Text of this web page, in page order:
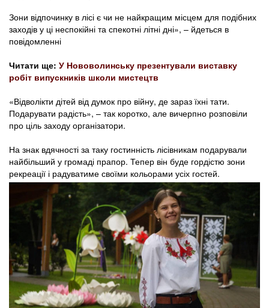
Зони відпочинку в лісі є чи не найкращим місцем для подібних
заходів у ці неспокійні та спекотні літні дні», – йдеться в
повідомленні
Читати ще: У Нововолинську презентували виставку
робіт випускників школи мистецтв
«Відволікти дітей від думок про війну, де зараз їхні тати.
Подарувати радість», – так коротко, але вичерпно розповіли
про ціль заходу організатори.
На знак вдячності за таку гостинність лісівникам подарували
найбільший у громаді прапор. Тепер він буде гордістю зони
рекреації і радуватиме своїми кольорами усіх гостей.